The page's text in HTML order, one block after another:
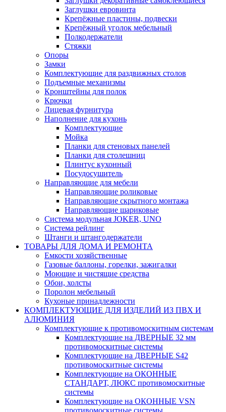
Заглушки евровинта
Крепёжные пластины, подвески
Крепёжный уголок мебельный
Полкодержатели
Стяжки
Опоры
Замки
Комплектующие для раздвижных столов
Подъемные механизмы
Кронштейны для полок
Крючки
Лицевая фурнитура
Наполнение для кухонь
Комплектующие
Мойка
Планки для стеновых панелей
Планки для столешниц
Плинтус кухонный
Посудосушитель
Направляющие для мебели
Направляющие роликовые
Направляющие скрытного монтажа
Направляющие шариковые
Система модульная JOKER, UNO
Система рейлинг
Штанги и штангодержатели
ТОВАРЫ ДЛЯ ДОМА И РЕМОНТА
Емкости хозяйственные
Газовые баллоны, горелки, зажигалки
Моющие и чистящие средства
Обои, холсты
Поролон мебельный
Кухоные принадлежности
КОМПЛЕКТУЮЩИЕ ДЛЯ ИЗДЕЛИЙ ИЗ ПВХ И
АЛЮМИНИЯ
Комплектующие к противомоскитным системам
Комплектующие на ДВЕРНЫЕ 32 мм
противомоскитные системы
Комплектующие на ДВЕРНЫЕ S42
противомоскитные системы
Комплектующие на ОКОННЫЕ
СТАНДАРТ, ЛЮКС противомоскитные
системы
Комплектующие на ОКОННЫЕ VSN
противомоскитные системы